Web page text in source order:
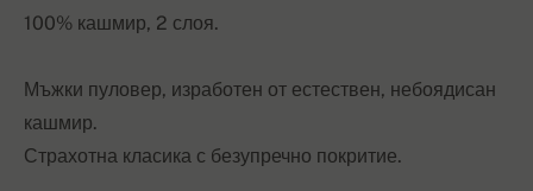
100% кашмир, 2 слоя.
Мъжки пуловер, изработен от естествен, небоядисан
кашмир.
Страхотна класика с безупречно покритие.